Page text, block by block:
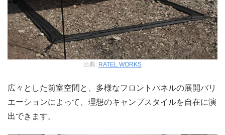
出典: RATEL WORKS
広々とした前室空間と、多様なフロントパネルの展開バリ
エーションによって、理想のキャンプスタイルを自在に演
出できます。